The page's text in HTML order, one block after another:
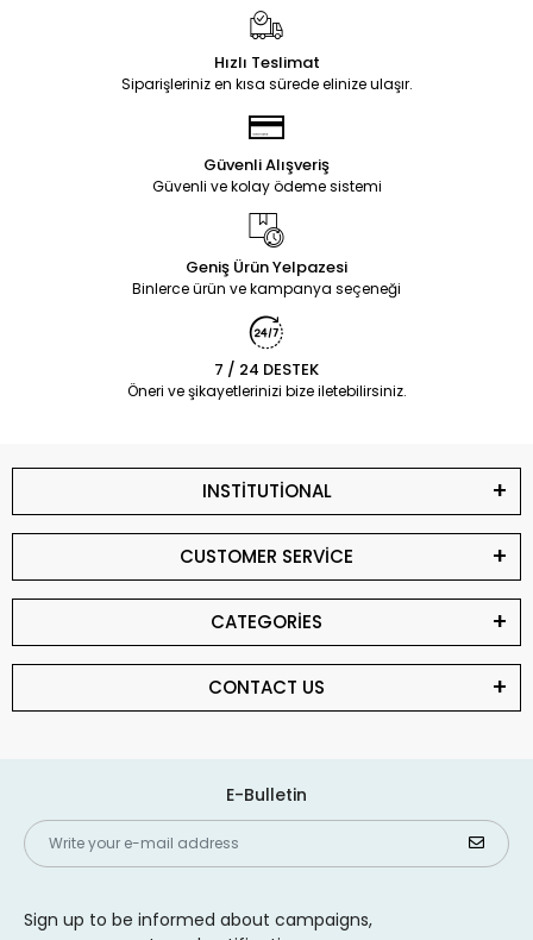
Hızlı Teslimat
Siparişleriniz en kısa sürede elinize ulaşır.
Güvenli Alışveriş
Güvenli ve kolay ödeme sistemi
Geniş Ürün Yelpazesi
Binlerce ürün ve kampanya seçeneği
7 / 24 DESTEK
Öneri ve şikayetlerinizi bize iletebilirsiniz.
INSTİTUTİONAL
CUSTOMER SERVİCE
CATEGORİES
CONTACT US
E-Bulletin
Sign up to be informed about campaigns,